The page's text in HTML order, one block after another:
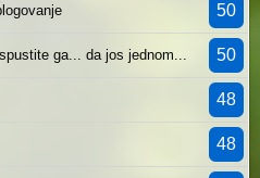
50
ga... da jos jednom... 50
48
48